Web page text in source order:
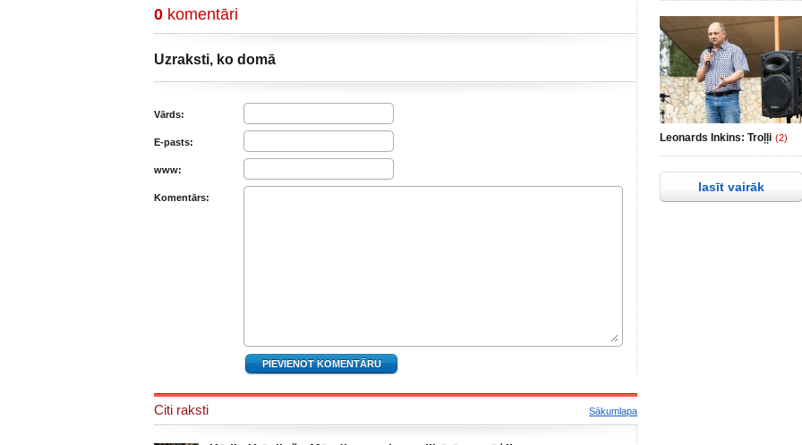
0 komentāri
Uzraksti, ko domā
Vārds:
E-pasts:
www:
Komentārs:
Citi raksti Sākumlapa
Leonards Inkins: Troļļi (2)
lasīt vairāk